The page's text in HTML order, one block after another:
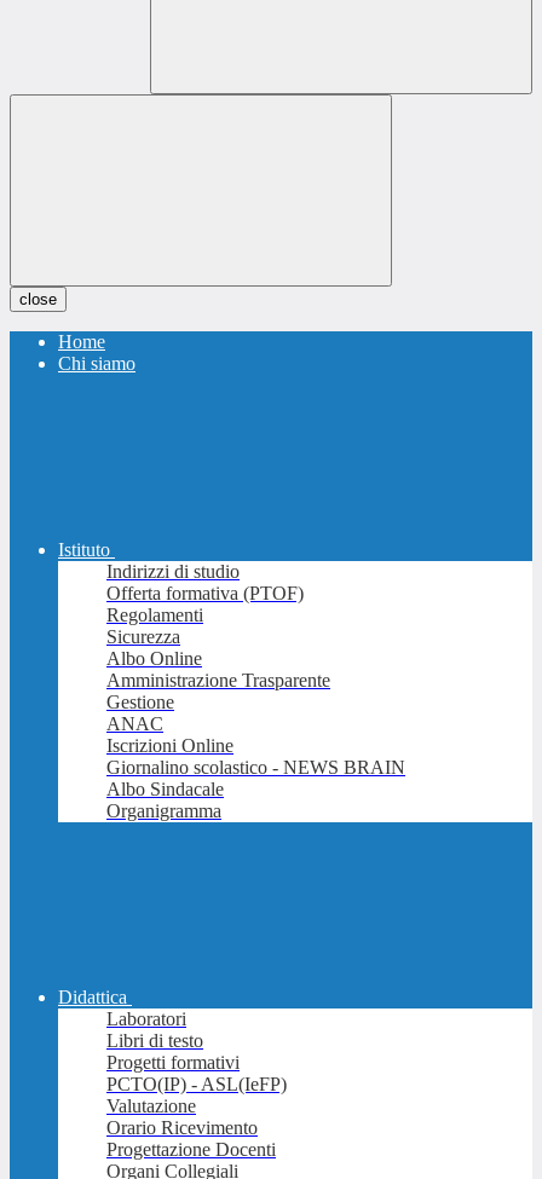
close
Home
Chi siamo
Istituto
Indirizzi di studio
Offerta formativa (PTOF)
Regolamenti
Sicurezza
Albo Online
Amministrazione Trasparente
Gestione
ANAC
Iscrizioni Online
Giornalino scolastico - NEWS BRAIN
Albo Sindacale
Organigramma
Didattica
Laboratori
Libri di testo
Progetti formativi
PCTO(IP) - ASL(IeFP)
Valutazione
Orario Ricevimento
Progettazione Docenti
Organi Collegiali